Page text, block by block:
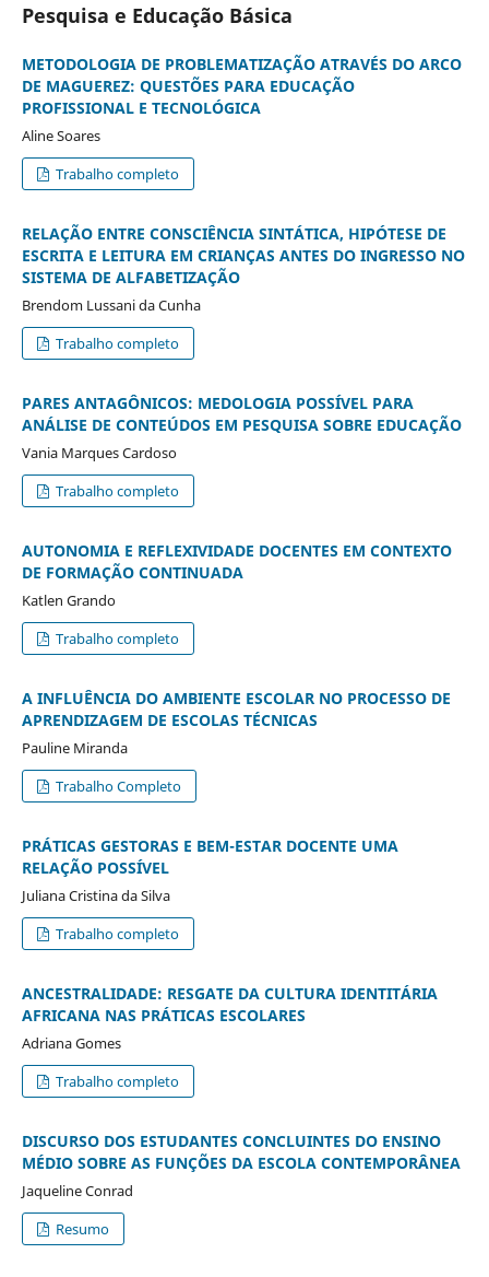
Pesquisa e Educação Básica
METODOLOGIA DE PROBLEMATIZAÇÃO ATRAVÉS DO ARCO
DE MAGUEREZ: QUESTÕES PARA EDUCAÇÃO
PROFISSIONAL E TECNOLÓGICA
Aline Soares
Trabalho completo
RELAÇÃO ENTRE CONSCIÊNCIA SINTÁTICA, HIPÓTESE DE
ESCRITA E LEITURA EM CRIANÇAS ANTES DO INGRESSO NO
SISTEMA DE ALFABETIZAÇÃO
Brendom Lussani da Cunha
Trabalho completo
PARES ANTAGÔNICOS: MEDOLOGIA POSSÍVEL PARA
ANÁLISE DE CONTEÚDOS EM PESQUISA SOBRE EDUCAÇÃO
Vania Marques Cardoso
Trabalho completo
AUTONOMIA E REFLEXIVIDADE DOCENTES EM CONTEXTO
DE FORMAÇÃO CONTINUADA
Katlen Grando
Trabalho completo
A INFLUÊNCIA DO AMBIENTE ESCOLAR NO PROCESSO DE
APRENDIZAGEM DE ESCOLAS TÉCNICAS
Pauline Miranda
Trabalho Completo
PRÁTICAS GESTORAS E BEM-ESTAR DOCENTE UMA
RELAÇÃO POSSÍVEL
Juliana Cristina da Silva
Trabalho completo
ANCESTRALIDADE: RESGATE DA CULTURA IDENTITÁRIA
AFRICANA NAS PRÁTICAS ESCOLARES
Adriana Gomes
Trabalho completo
DISCURSO DOS ESTUDANTES CONCLUINTES DO ENSINO
MÉDIO SOBRE AS FUNÇÕES DA ESCOLA CONTEMPORÂNEA
Jaqueline Conrad
Resumo